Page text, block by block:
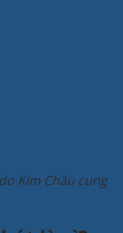
Kim Châu cung